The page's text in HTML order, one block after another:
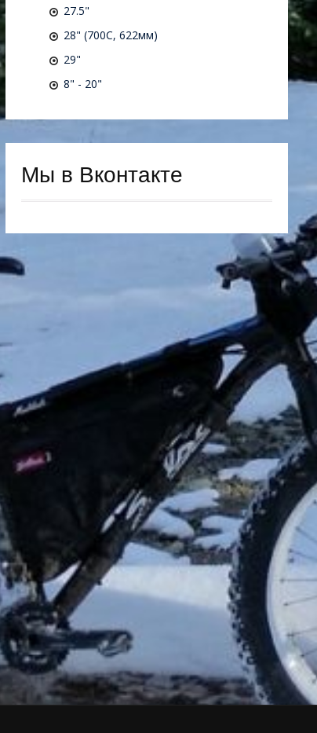
27.5"
28" (700C, 622мм)
29"
8" - 20"
Мы в Вконтакте